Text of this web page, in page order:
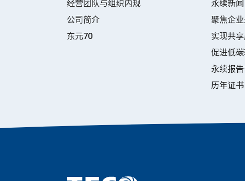
经营团队与组织内规
公司简介
东元70
永续新闻
聚焦企
实现共
促进低
永续报
历年证书